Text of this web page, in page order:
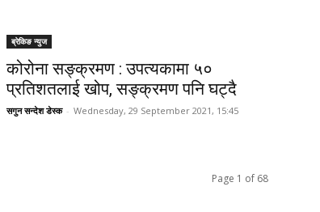
ब्रेकिङ न्युज
कोरोना सङ्क्रमण : उपत्यकामा ५०
प्रतिशतलाई खोप, सङ्क्रमण पनि घट्दै
सगुन सन्देश डेस्क - Wednesday, 29 September 2021, 15:45
Page 1 of 68